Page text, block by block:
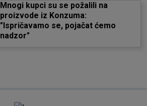
Mnogi kupci su se požalili na
proizvode iz Konzuma:
"Ispričavamo se, pojačat ćemo
nadzor"